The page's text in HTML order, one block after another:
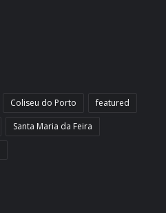
Coliseu do Porto
featured
Santa Maria da Feira